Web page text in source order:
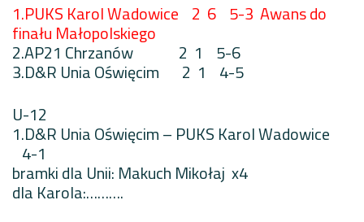
1.PUKS Karol Wadowice 2 6 5-3 Awans do
finału Małopolskiego
2.AP21 Chrzanów 2 1 5-6
3.D&R Unia Oświęcim 2 1 4-5
U-12
1.D&R Unia Oświęcim – PUKS Karol Wadowice
4-1
bramki dla Unii: Makuch Mikołaj x4
dla Karola:……….